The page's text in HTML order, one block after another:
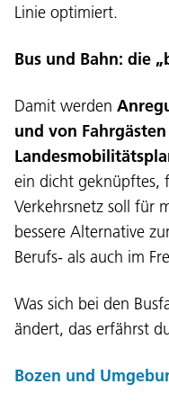
Sprache:
DEU
ITA LAD
Service Desk:+39 0471
Linie optimiert.
Bus und Bahn: die
Damit werden
und von Fahrgästen
ein dicht geknüpftes,
Verkehrsnetz soll für
bessere Alternative
Berufs- als auch im
Was sich bei den
ändert, das erfährst
Bozen und